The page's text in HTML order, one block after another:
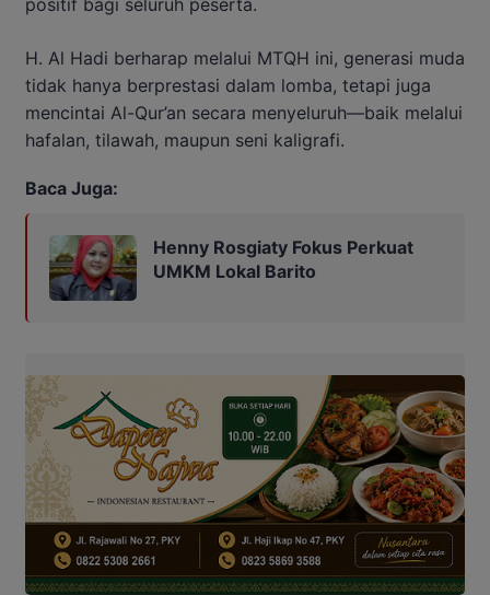
H. Al Hadi berharap melalui MTQH ini, generasi muda
tidak hanya berprestasi dalam lomba, tetapi juga
mencintai Al-Qur’an secara menyeluruh—baik melalui
hafalan, tilawah, maupun seni kaligrafi.
Baca Juga:
Henny Rosgiaty Fokus Perkuat
UMKM Lokal Barito